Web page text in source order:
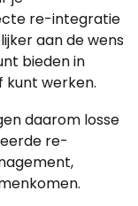
re-integratie
aan de wens
bieden in
kunt werken.
daarom losse
re-